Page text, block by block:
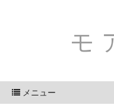
モ
メニュー